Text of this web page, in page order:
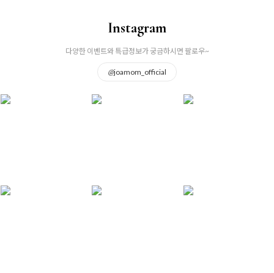
Instagram
다양한 이벤트와 특급정보가 궁금하시면 팔로우~
@joamom_official